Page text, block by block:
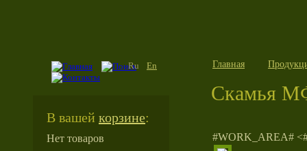
Ru En
В вашей корзине:
Нет товаров
Главная
Скамья
#WORK_AREA#